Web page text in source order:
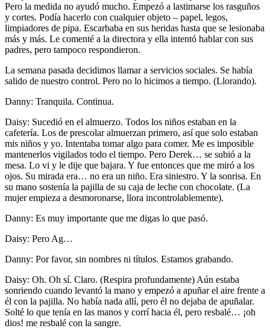
Pero la medida no ayudó mucho. Empezó a lastimarse los rasguños
y cortes. Podía hacerlo con cualquier objeto – papel, legos,
limpiadores de pipa. Escarbaba en sus heridas hasta que se lesionaba
más y más. Le comenté a la directora y ella intentó hablar con sus
padres, pero tampoco respondieron.
La semana pasada decidimos llamar a servicios sociales. Se había
salido de nuestro control. Pero no lo hicimos a tiempo. (Llorando).
Danny: Tranquila. Continua.
Daisy: Sucedió en el almuerzo. Todos los niños estaban en la
cafetería. Los de prescolar almuerzan primero, así que solo estaban
mis niños y yo. Intentaba tomar algo para comer. Me es imposible
mantenerlos vigilados todo el tiempo. Pero Derek… se subió a la
mesa. Lo vi y le dije que bajara. Y fue entonces que me miró a los
ojos. Su mirada era… no era un niño. Era siniestro. Y la sonrisa. En
su mano sostenía la pajilla de su caja de leche con chocolate. (La
mujer empieza a desmoronarse, llora incontrolablemente).
Danny: Es muy importante que me digas lo que pasó.
Daisy: Pero Ag…
Danny: Por favor, sin nombres ni títulos. Estamos grabando.
Daisy: Oh. Oh sí. Claro. (Respira profundamente) Aún estaba
sonriendo cuando levantó la mano y empezó a apuñar el aire frente a
él con la pajilla. No había nada allí, pero él no dejaba de apuñalar.
Solté lo que tenía en las manos y corrí hacia él, pero resbalé… ¡oh
dios! me resbalé con la sangre.